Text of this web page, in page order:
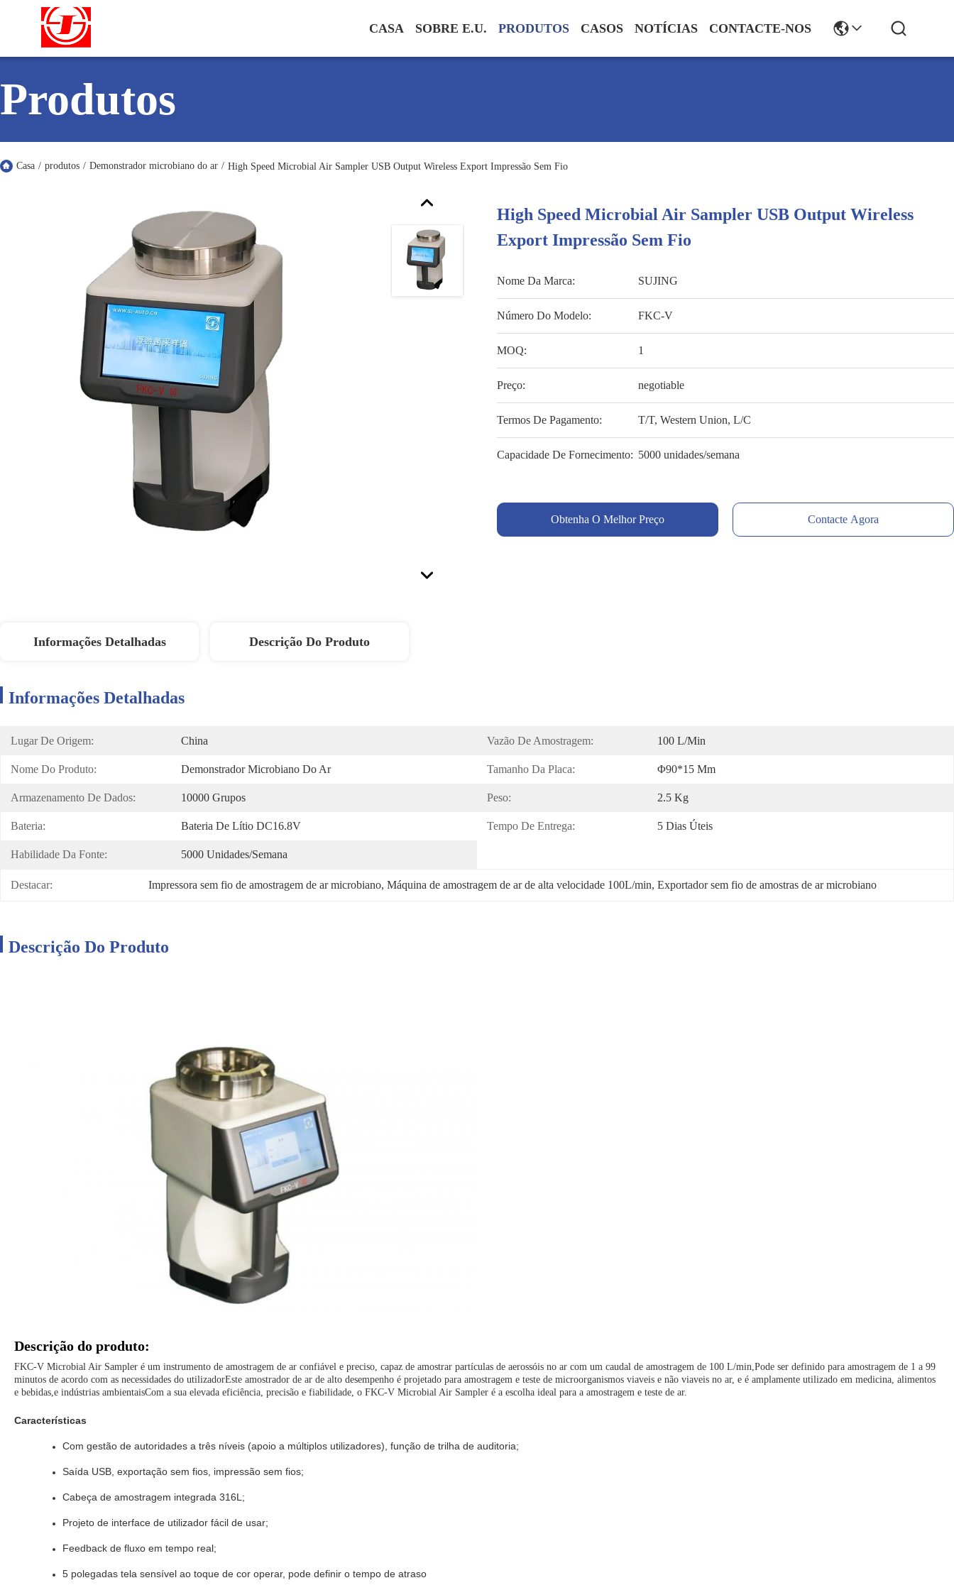
CASA SOBRE E.U. PRODUTOS CASOS NOTÍCIAS CONTACTE-NOS
Produtos
Casa / produtos / Demonstrador microbiano do ar / High Speed Microbial Air Sampler USB Output Wireless Export Impressão Sem Fio
High Speed Microbial Air Sampler USB Output Wireless
Export Impressão Sem Fio
Nome Da Marca: SUJING
Número Do Modelo: FKC-V
MOQ: 1
Preço: negotiable
Termos De Pagamento: T/T, Western Union, L/C
Capacidade De Fornecimento: 5000 unidades/semana
Obtenha O Melhor Preço Contacte Agora
Informações Detalhadas Descrição Do Produto
Informações Detalhadas
Lugar De Origem: China Vazão De Amostragem: 100 L/min
Nome Do Produto: Demonstrador Microbiano Do Ar Tamanho Da Placa: Φ90*15 Mm
Armazenamento De Dados: 10000 Grupos Peso: 2.5 Kg
Bateria: Bateria De Lítio DC16.8V Tempo De Entrega: 5 Dias Úteis
Habilidade Da Fonte: 5000 Unidades/semana
Destacar: Impressora sem fio de amostragem de ar microbiano, Máquina de amostragem de ar de alta velocidade 100L/min, Exportador sem fio de amostras de ar microbiano
Descrição Do Produto
Descrição do produto:
FKC-V Microbial Air Sampler é um instrumento de amostragem de ar confiável e preciso, capaz de amostrar partículas de aerossóis no ar com um caudal de amostragem de 100 L/min,Pode ser definido para amostragem de 1 a 99
minutos de acordo com as necessidades do utilizadorEste amostrador de ar de alto desempenho é projetado para amostragem e teste de microorganismos viaveis e não viaveis no ar, e é amplamente utilizado em medicina, alimentos
e bebidas,e indústrias ambientaisCom a sua elevada eficiência, precisão e fiabilidade, o FKC-V Microbial Air Sampler é a escolha ideal para a amostragem e teste de ar.
Características
Com gestão de autoridades a três níveis (apoio a múltiplos utilizadores), função de trilha de auditoria;
Saída USB, exportação sem fios, impressão sem fios;
Cabeça de amostragem integrada 316L;
Projeto de interface de utilizador fácil de usar;
Feedback de fluxo em tempo real;
5 polegadas tela sensível ao toque de cor operar, pode definir o tempo de atraso